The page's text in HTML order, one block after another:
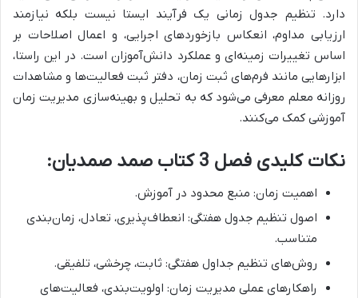
دارد. تنظیم جدول زمانی یک فرآیند ایستا نیست بلکه نیازمند
ارزیابی مداوم، انعکاس بازخوردهای اجرایی، و اعمال اصلاحات بر
اساس تغییرات زمینه‌ای و عملکرد دانش‌آموزان است. در این راستا،
ابزارهایی مانند فرم‌های ثبت زمان، دفتر ثبت فعالیت‌ها و مشاهدات
روزانه معلم معرفی می‌شود که به تحلیل و بهینه‌سازی مدیریت زمان
آموزشی کمک می‌کنند.
نکات کلیدی فصل 3 کتاب صمد صمدیان:
اهمیت زمان: منبع محدود در آموزش.
اصول تنظیم جدول هفتگی: انعطاف‌پذیری، تعادل، زمان‌بندی
متناسب.
روش‌های تنظیم جداول هفتگی: ثابت، چرخشی، تلفیقی.
راهکارهای عملی مدیریت زمان: اولویت‌بندی، فعالیت‌های